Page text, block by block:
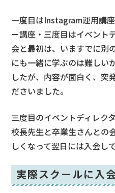
一度目はInstagram運用講
ー講座・三度目はイベント
会と最初は、いますでに別
にも一緒に学ぶのは難しい
したが、内容が面白く、突
ださいました。
三度目のイベントディレク
校長先生と卒業生さんとの
しくなって翌日には入会し
実際スクールに入